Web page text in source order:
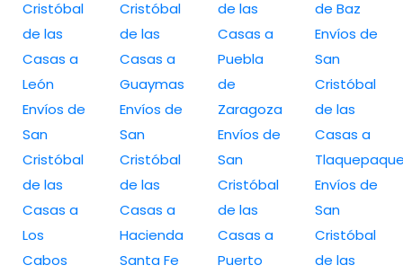
Cristóbal
de las
Casas a
León
Envíos de
San
Cristóbal
de las
Casas a
Los
Cabos
Cristóbal
de las
Casas a
Guaymas
Envíos de
San
Cristóbal
de las
Casas a
Hacienda
Santa Fe
de las
Casas a
Puebla
de
Zaragoza
Envíos de
San
Cristóbal
de las
Casas a
Puerto
de Baz
Envíos de
San
Cristóbal
de las
Casas a
Envíos de
San
Cristóbal
de las